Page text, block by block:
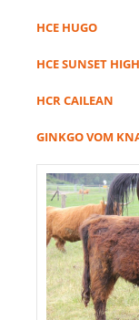
HCE HUGO
HCE SUNSET
HCR CAILEAN
GINKGO VOM